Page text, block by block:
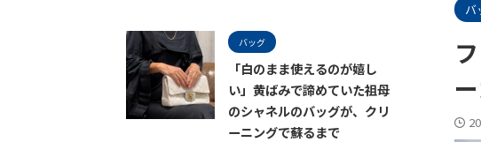
バ
バッグ
「白のまま使えるのが嬉し
い」黄ばみで諦めていた祖母
のシャネルのバッグが、クリ
ーニングで蘇るまで